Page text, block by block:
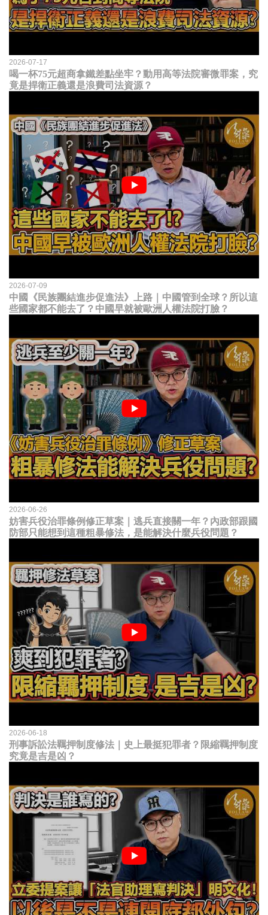
2026-07-17
喝一杯75元超商拿鐵差點坐牢？動用高等法院審微罪案，究
竟是捍衛正義還是浪費司法資源？
2026-07-09
中國《民族團結進步促進法》上路｜中國管到全球？所以這
些國家都不能去了？中國早就被歐洲人權法院打臉？
2026-06-26
妨害兵役治罪條例修正草案｜逃兵直接關一年？內政部跟國
防部只能想到這種粗暴修法，是能解決什麼兵役問題？
2026-06-18
刑事訴訟法羈押制度修法｜史上最挺犯罪者？限縮羈押制度
究竟是吉是凶？